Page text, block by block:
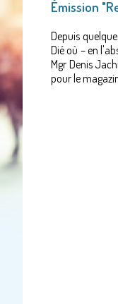
Émission
Depuis
Dié où – en
Mgr Denis
pour le